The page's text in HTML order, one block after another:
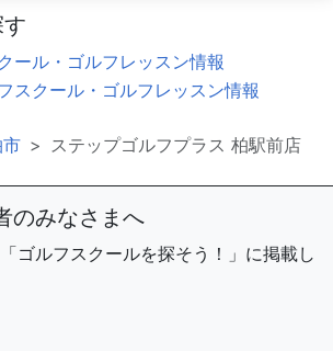
ール・ゴルフレッスン情報
スクール・ゴルフレッスン情報
ステップゴルフプラス 柏駅前店
のみなさまへ
ゴルフスクールを探そう！」に掲載し